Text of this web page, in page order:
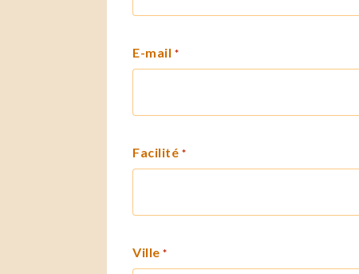
E-mail *
Facilité *
Ville *